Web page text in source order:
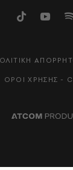
ΟΡΟΙ ΧΡΗΣΗΣ -